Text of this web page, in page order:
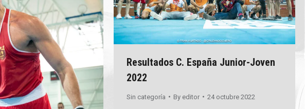
Resultados C. España Junior-Joven
2022
Sin categoría By editor 24 octubre 2022